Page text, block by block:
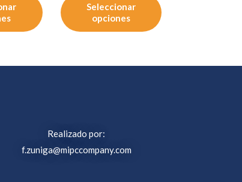
Seleccionar
opciones
página
de
Realizado por:
f.zuniga@mipccompany.com